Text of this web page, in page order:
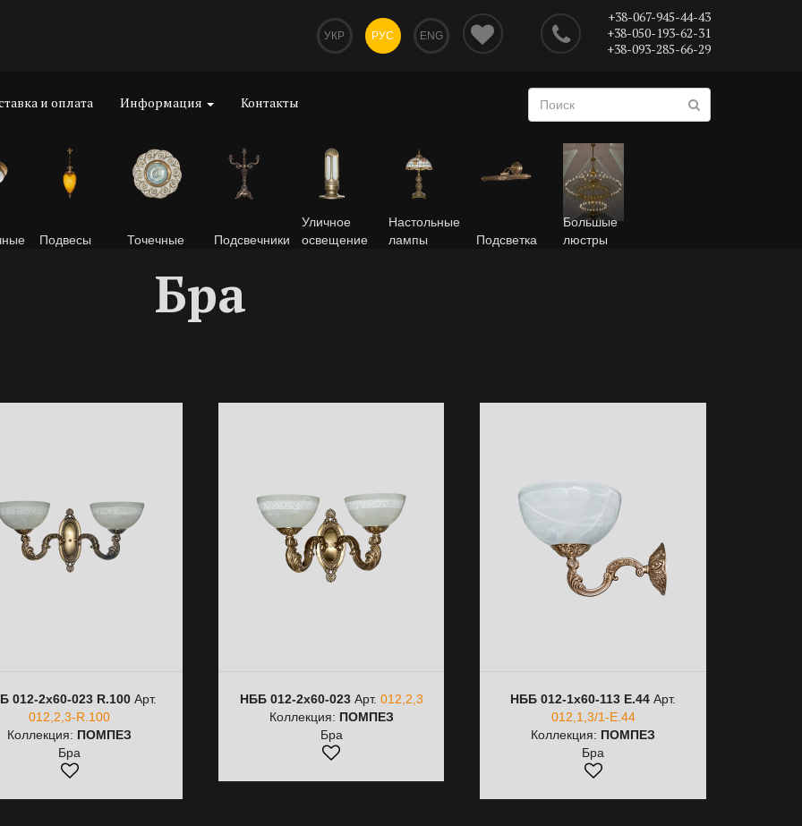
УКР РУС ENG
+38-067-945-44-43
+38-050-193-62-31
+38-093-285-66-29
и оплата Информация Контакты
Подвесы Точечные Подсвечники
Уличное
освещение
Настольные
лампы
Подсветка
Большые
люстры
Бра
012-2х60-023 R.100 Арт.
012,2,3-R.100
Коллекция: ПОМПЕЗ
Бра
НББ 012-2х60-023Арт. 012,2,3
Коллекция: ПОМПЕЗ
Бра
НББ 012-1х60-113 Е.44 Арт.
012,1,3/1-Е.44
Коллекция: ПОМПЕЗ
Бра